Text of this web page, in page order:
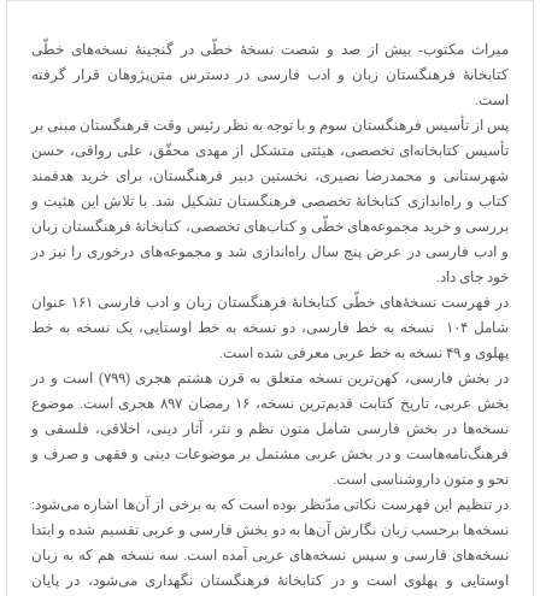
میراث مکتوب- بیش از صد و شصت نسخۀ خطّی در گنجینۀ نسخه‌های خطّی
کتابخانۀ فرهنگستان زبان و ادب فارسی در دسترس متن‌پژوهان قرار گرفته
است.
پس از تأسیس فرهنگستان سوم و با توجه به نظر رئیس وقت فرهنگستان مبنی بر
تأسیس کتابخانه‌ای تخصصی، هیئتی متشکل از مهدی محقّق، علی رواقی، حسن
شهرستانی و محمدرضا نصیری، نخستین دبیر فرهنگستان، برای خرید هدفمند
کتاب و راه‌اندازی کتابخانۀ تخصصی فرهنگستان تشکیل شد. با تلاش این هئیت و
بررسی و خرید مجموعه‌های خطّی و کتاب‌های تخصصی، کتابخانۀ فرهنگستان زبان
و ادب فارسی در عرض پنج سال راه‌اندازی شد و مجموعه‌های درخوری را نیز در
خود جای داد.
در فهرست نسخۀ‌های خطّی کتابخانۀ فرهنگستان زبان و ادب فارسی ۱۶۱ عنوان
شامل ۱۰۴ نسخه به خط فارسی، دو نسخه به خط اوستایی، یک نسخه به خط
پهلوی و ۴۹ نسخه به خط عربی معرفی شده است.
در بخش فارسی، کهن‌ترین نسخه متعلق به قرن هشتم هجری (۷۹۹) است و در
بخش عربی، تاریخ کتابت قدیم‌ترین نسخه، ۱۶ رمضان ۸۹۷ هجری است. موضوع
نسخه‌ها در بخش فارسی شامل متون نظم و نثر، آثار دینی، اخلاقی، فلسفی و
فرهنگ‌نامه‌هاست و در بخش عربی مشتمل بر موضوعات دینی و فقهی و صرف و
نحو و متون داروشناسی است.
در تنظیم این فهرست نکاتی مدّنظر بوده ‌است که به برخی ‌از آن‌ها اشاره می‌شود:
نسخه‌ها برحسب زبان نگارش آن‌ها به دو بخش فارسی و عربی تقسیم شده و ابتدا
نسخه‌های فارسی و سپس نسخه‌های عربی آمده ‌است. سه نسخه هم که به زبان
اوستایی و پهلوی است و در کتابخانۀ فرهنگستان نگهداری می‌شود، در پایان